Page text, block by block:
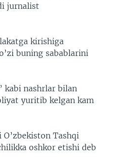
jurnalist
kirishiga
buning sabablarini
kabi nashrlar bilan
yuritib kelgan kam
Tashqi
oshkor etishi deb